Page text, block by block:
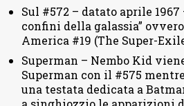
Sul #572 – datato aprile
confini della galassia”
America #19 (The Super-
Superman – Nembo Kid
Superman con il #575
una testata dedicata a